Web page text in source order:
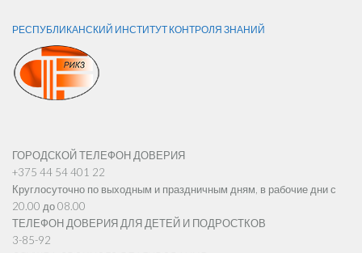
РЕСПУБЛИКАНСКИЙ ИНСТИТУТ КОНТРОЛЯ ЗНАНИЙ
ГОРОДСКОЙ ТЕЛЕФОН ДОВЕРИЯ
+375 44 54 401 22
Круглосуточно по выходным и праздничным дням, в рабочие дни с
20.00 до 08.00
ТЕЛЕФОН ДОВЕРИЯ ДЛЯ ДЕТЕЙ И ПОДРОСТКОВ
3-85-92